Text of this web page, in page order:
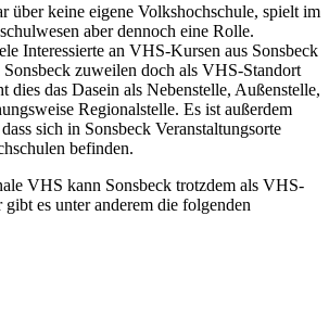
über keine eigene Volkshochschule, spielt im
aber dennoch eine Rolle.
Interessierte an VHS-Kursen aus Sonsbeck
Sonsbeck zuweilen doch als VHS-Standort
dies das Dasein als Nebenstelle, Außenstelle,
Regionalstelle. Es ist außerdem
sich in Sonsbeck Veranstaltungsorte
befinden.
VHS kann Sonsbeck trotzdem als VHS-
es unter anderem die folgenden